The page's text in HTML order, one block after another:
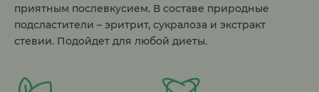
приятным послевкусием. В составе природные
подсластители – эритрит, сукралоза и экстракт
стевии. Подойдет для любой диеты.